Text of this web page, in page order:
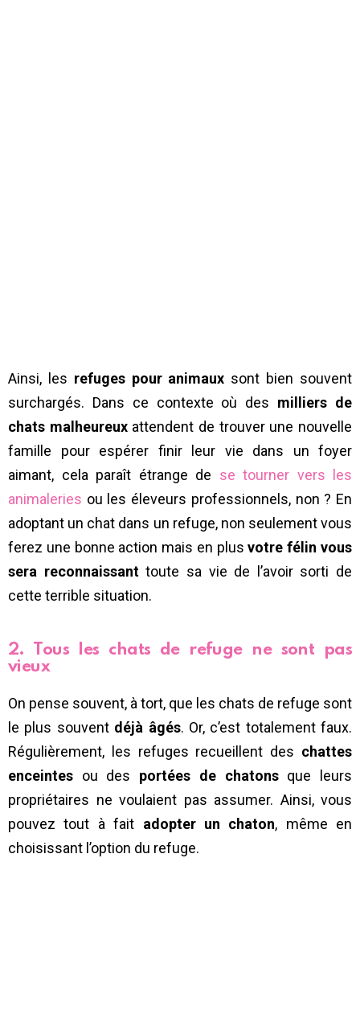
Ainsi, les refuges pour animaux sont bien souvent
surchargés. Dans ce contexte où des milliers de
chats malheureuxattendent de trouver une nouvelle
famille pour espérer finir leur vie dans un foyer
aimant, cela paraît étrange de se tourner vers les
animaleries ou les éleveurs professionnels, non ? En
adoptant un chat dans un refuge, non seulement vous
ferez une bonne action mais en plusvotre félin vous
sera reconnaissanttoute sa vie de l’avoir sorti de
cette terrible situation.
2. Tous les chats de refuge ne sont pas
vieux
On pense souvent, à tort, que les chats de refuge sont
le plus souvent déjà âgés. Or, c’est totalement faux.
Régulièrement, les refuges recueillent des chattes
enceintes ou des portées de chatonsque leurs
propriétaires ne voulaient pas assumer. Ainsi, vous
pouvez tout à fait adopter un chaton, même en
choisissant l’option du refuge.